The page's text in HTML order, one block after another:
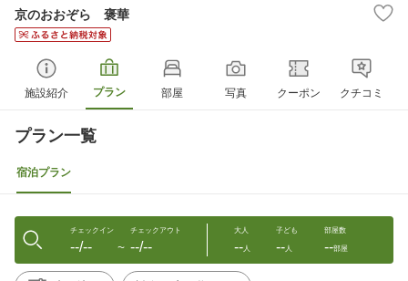
京のおおぞら 褒華
施設紹介 プラン 部屋 写真 クーポン クチコミ
プラン一覧
宿泊プラン
チェックイン
--/-- 〜
チェックアウト
--/--
大人
--人
子ども
--人
部屋数
--部屋